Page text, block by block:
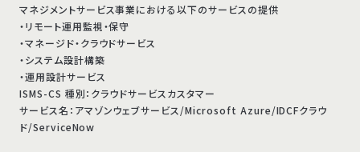
マネジメントサービス事業における以下のサービスの提供
・リモート運用監視・保守
・マネージド・クラウドサービス
・システム設計構築
・運用設計サービス
ISMS-CS 種別：クラウドサービスカスタマー
サービス名：アマゾンウェブサービス/Microsoft Azure/IDCFクラウ
ド/ServiceNow